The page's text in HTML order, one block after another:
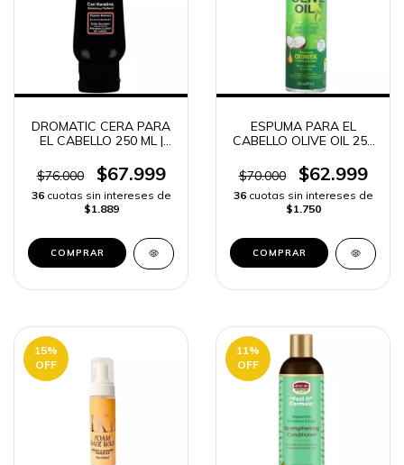
DROMATIC CERA PARA
EL CABELLO 250 ML |
$76.000
$67.999
36 cuotas sin intereses de
$1.889
ESPUMA PARA EL
CABELLO OLIVE OIL 258
$70.000
$62.999
36 cuotas sin intereses de
$1.750
15%
OFF
11%
OFF